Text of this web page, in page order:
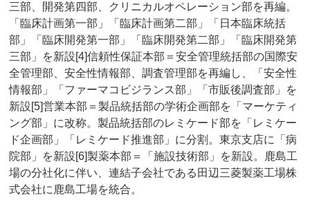
三部、開発第四部、クリニカルオペレーション部を再編。
「臨床計画第一部」「臨床計画第二部」「日本臨床統括
部」「臨床開発第一部」「臨床開発第二部」「臨床開発第
三部」を新設[4]信頼性保証本部＝安全管理統括部の国際安
全管理部、安全性情報部、調査管理部を再編し、「安全性
情報部」「ファーマコビジランス部」「市販後調査部」を
新設[5]営業本部＝製品統括部の学術企画部を「マーケティ
ング部」に改称。製品統括部のレミケード部を「レミケー
ド企画部」「レミケード推進部」に分割。東京支店に「病
院部」を新設[6]製薬本部＝「施設技術部」を新設。鹿島工
場の分社化に伴い、連結子会社である田辺三菱製薬工場株
式会社に鹿島工場を統合。